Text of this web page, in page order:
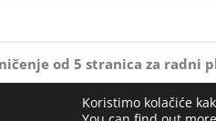
od 5 stranica za
O: Navedeno
Koristimo kolačiće